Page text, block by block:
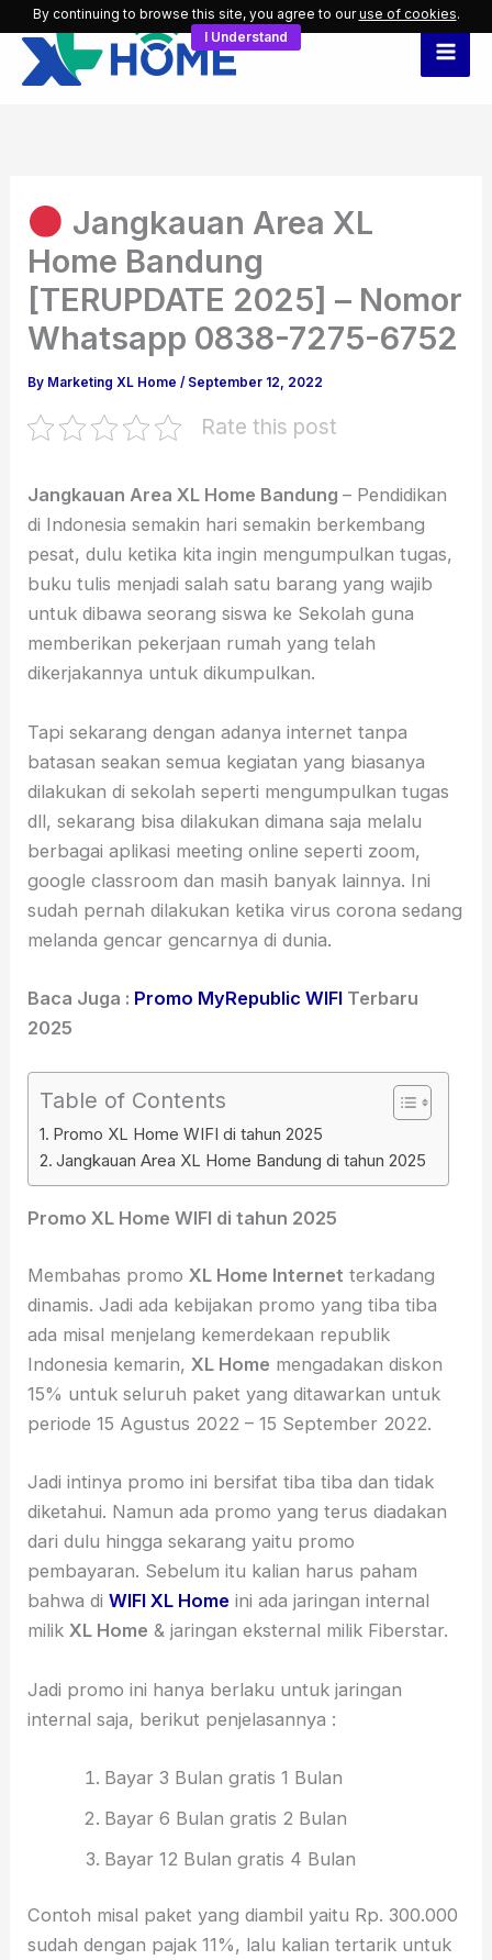
Skip
content
Jangkauan Area XL
Home Bandung
[TERUPDATE 2025] – Nomor
Whatsapp 0838-7275-6752
By Marketing XL Home/ September 12, 2022
Rate this post
Jangkauan Area XL Home Bandung– Pendidikan
di Indonesia semakin hari semakin berkembang
pesat, dulu ketika kita ingin mengumpulkan tugas,
buku tulis menjadi salah satu barang yang wajib
untuk dibawa seorang siswa ke Sekolah guna
memberikan pekerjaan rumah yang telah
dikerjakannya untuk dikumpulkan.
Tapi sekarang dengan adanya internet tanpa
batasan seakan semua kegiatan yang biasanya
dilakukan di sekolah seperti mengumpulkan tugas
dll, sekarang bisa dilakukan dimana saja melalu
berbagai aplikasi meeting online seperti zoom,
google classroom dan masih banyak lainnya. Ini
sudah pernah dilakukan ketika virus corona sedang
melanda gencar gencarnya di dunia.
Baca Juga : Promo MyRepublic WIFI Terbaru
2025
Table of Contents
Promo XL Home WIFI di tahun 2025
Jangkauan Area XL Home Bandung di tahun 2025
Promo XL Home WIFI di tahun 2025
Membahas promoXL Home Internet terkadang
dinamis. Jadi ada kebijakan promo yang tiba tiba
ada misal menjelang kemerdekaan republik
Indonesia kemarin,XL Home mengadakan diskon
15% untuk seluruh paket yang ditawarkan untuk
periode 15 Agustus 2022 – 15 September 2022.
Jadi intinya promo ini bersifat tiba tiba dan tidak
diketahui. Namun ada promo yang terus diadakan
dari dulu hingga sekarang yaitu promo
pembayaran. Sebelum itu kalian harus paham
bahwa diWIFI XL Home ini ada jaringan internal
milikXL Home & jaringan eksternal milik Fiberstar.
Jadi promo ini hanya berlaku untuk jaringan
internal saja, berikut penjelasannya :
Bayar 3 Bulan gratis 1 Bulan
Bayar 6 Bulan gratis 2 Bulan
Bayar 12 Bulan gratis 4 Bulan
Contoh misal paket yang diambil yaitu Rp. 300.000
sudah dengan pajak 11%, lalu kalian tertarik untuk
By continuing to browse this site, you agree to ouruse of cookies.
I Understand